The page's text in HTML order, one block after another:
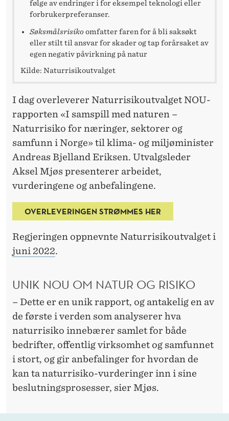
følge av endringer i for eksempel teknologi eller
forbrukerpreferanser.
Søksmålsrisiko omfatter faren for å bli saksøkt
eller stilt til ansvar for skader og tap forårsaket av
egen negativ påvirkning på natur
Kilde: Naturrisikoutvalget
I dag overleverer Naturrisikoutvalget NOU-
rapporten «I samspill med naturen –
Naturrisiko for næringer, sektorer og
samfunn i Norge» til klima- og miljøminister
Andreas Bjelland Eriksen. Utvalgsleder
Aksel Mjøs presenterer arbeidet,
vurderingene og anbefalingene.
OVERLEVERINGEN STRØMMES HER
Regjeringen oppnevnte Naturrisikoutvalget i
juni 2022.
UNIK NOU OM NATUR OG RISIKO
– Dette er en unik rapport, og antakelig en av
de første i verden som analyserer hva
naturrisiko innebærer samlet for både
bedrifter, offentlig virksomhet og samfunnet
i stort, og gir anbefalinger for hvordan de
kan ta naturrisiko-vurderinger inn i sine
beslutningsprosesser, sier Mjøs.